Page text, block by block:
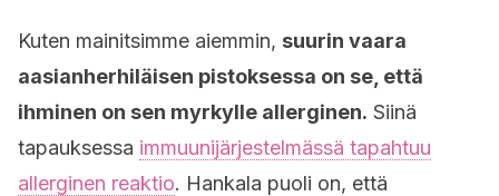
Kuten mainitsimme aiemmin, suurin vaara
aasianherhiläisen pistoksessa on se, että
ihminen on sen myrkylle allerginen. Siinä
tapauksessa immuunijärjestelmässä tapahtuu
allerginen reaktio. Hankala puoli on, että